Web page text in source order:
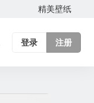
精美壁纸
登录 注册